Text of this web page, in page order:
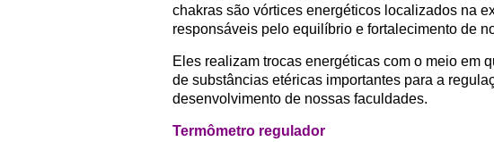
chakras são vórtices energéticos localizados na
responsáveis pelo equilíbrio e fortalecimento de
Eles realizam trocas energéticas com o meio em
de substâncias etéricas importantes para a
desenvolvimento de nossas faculdades.
Termômetro regulador